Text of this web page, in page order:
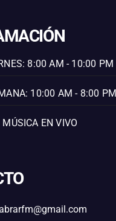
8:00 AM - 10:00 PM
10:00 AM - 8:00 PM
MÚSICA EN VIVO